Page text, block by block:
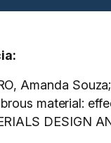
Amanda
material:
DESIGN